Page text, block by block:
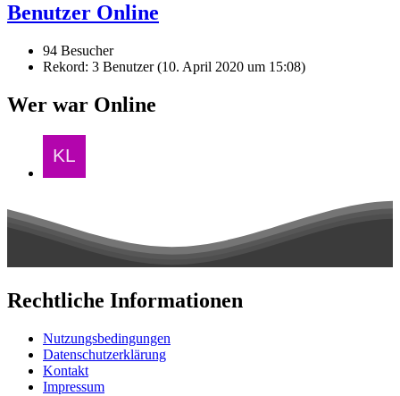
Benutzer Online
94 Besucher
Rekord: 3 Benutzer (10. April 2020 um 15:08)
Wer war Online
Rechtliche Informationen
Nutzungsbedingungen
Datenschutzerklärung
Kontakt
Impressum